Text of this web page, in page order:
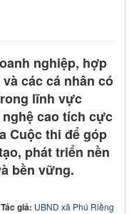
nghiệp, hợp
các cá nhân có
lĩnh vực
cao tích cực
Cuộc thi để góp
phát triển nền
bền vững.
Tác giả: UBND xã Phú Riềng